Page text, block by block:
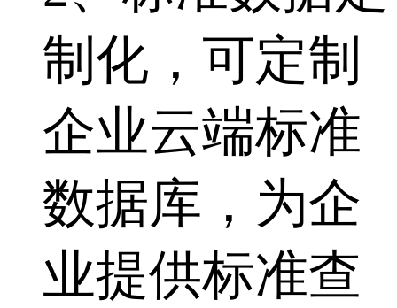
制化，可定制
企业云端标准
数据库，为企
业提供标准查